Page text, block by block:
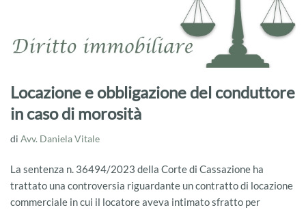
Locazione e obbligazione del conduttore
in caso di morosità
di Avv. Daniela Vitale
La sentenza n. 36494/2023 della Corte di Cassazione ha
trattato una controversia riguardante un contratto di locazione
commerciale in cui il locatore aveva intimato sfratto per